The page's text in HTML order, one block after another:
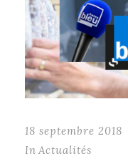
18 septembre 2018
In Actualités